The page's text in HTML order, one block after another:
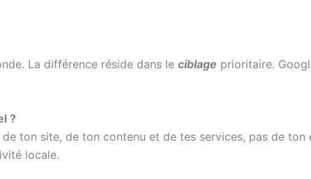
La différence réside dans le ciblage prioritaire.
?
ton site, de ton contenu et de tes services, pas de ton
locale.